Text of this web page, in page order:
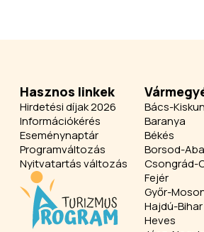
Hasznos linkek
Hirdetési díjak 2026
Információkérés
Eseménynaptár
Programváltozás
Nyitvatartás változás
Bács-Kiskun
Baranya
Békés
Borsod-
Csongrád-
Fejér
Győr-
Hajdú-Bihar
Heves